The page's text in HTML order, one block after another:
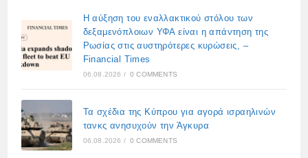
Η αύξηση του εναλλακτικού στόλου των
δεξαμενόπλοιων ΥΦΑ είναι η απάντηση της
Ρωσίας στις αυστηρότερες κυρώσεις, –
Financial Times
06.08.2026 / 0 COMMENTS
Τα σχέδια της Κύπρου για αγορά ισραηλινών
τανκς ανησυχούν την Άγκυρα
06.08.2026 / 0 COMMENTS